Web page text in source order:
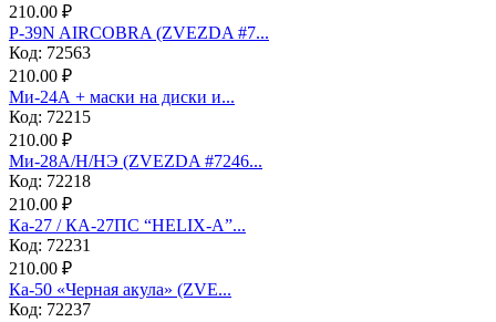
210.00 ₽
P-39N AIRCOBRA (ZVEZDA #7...
Код: 72563
210.00 ₽
Ми-24А + маски на диски и...
Код: 72215
210.00 ₽
Ми-28А/Н/НЭ (ZVEZDA #7246...
Код: 72218
210.00 ₽
Ка-27 / КА-27ПС “HELIX-A”...
Код: 72231
210.00 ₽
Ка-50 «Черная акула» (ZVE...
Код: 72237